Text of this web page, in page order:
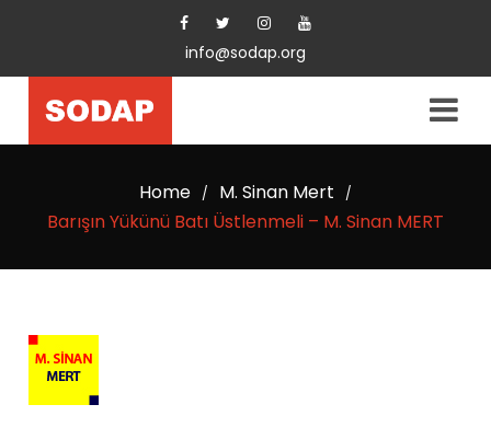
info@sodap.org
Home / M. Sinan Mert /
Barışın Yükünü Batı Üstlenmeli – M. Sinan MERT